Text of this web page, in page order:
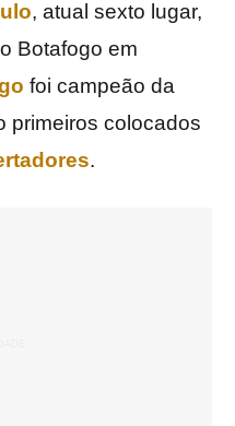
, atual sexto lugar,
Botafogo em
foi campeão da
primeiros colocados
.